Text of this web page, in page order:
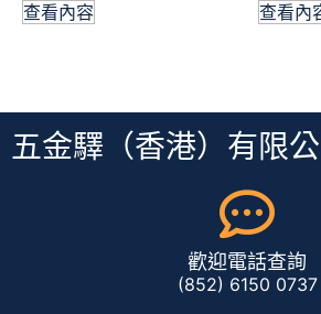
查看內容 查看內
五金驛（香港）有限
歡迎電話查詢
(852) 6150 0737